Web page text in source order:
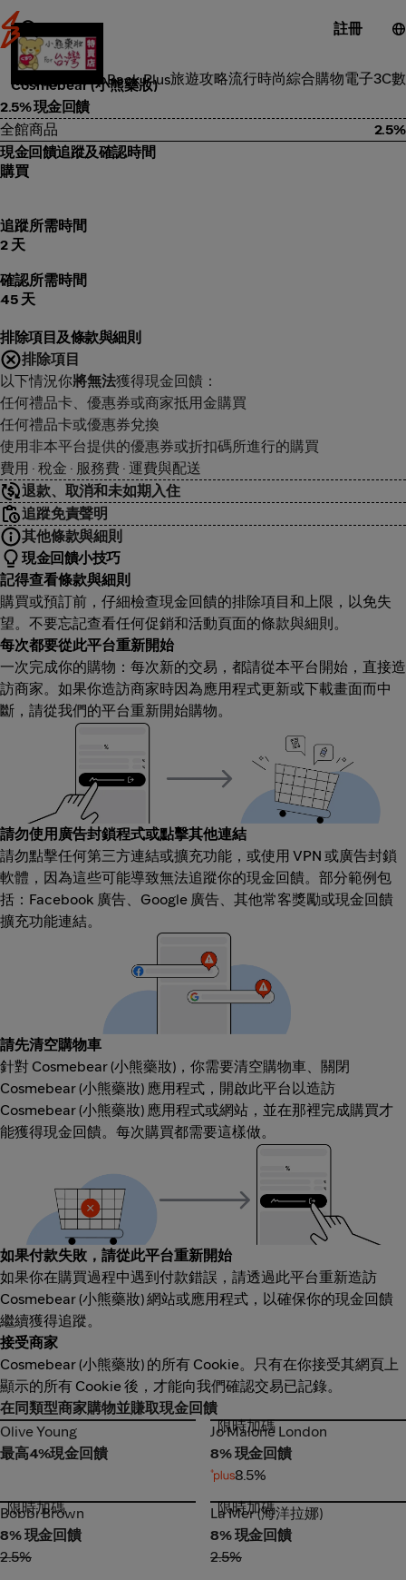
註冊
ShopBack Plus旅遊攻略流行時尚綜合購物電子3C
美容體驗
Cosmebear (小熊藥妝)
2.5% 現金回饋
全館商品
2.5%
現金回饋追蹤及確認時間
購買
追蹤所需時間
2 天
確認所需時間
45 天
排除項目及條款與細則
排除項目
以下情況你將無法獲得現金回饋：
任何禮品卡、優惠券或商家抵用金購買
任何禮品卡或優惠券兌換
使用非本平台提供的優惠券或折扣碼所進行的購買
費用 · 稅金 · 服務費 · 運費與配送
退款、取消和未如期入住
追蹤免責聲明
其他條款與細則
現金回饋小技巧
記得查看條款與細則
購買或預訂前，仔細檢查現金回饋的排除項目和上限，以免失
望。不要忘記查看任何促銷和活動頁面的條款與細則。
每次都要從此平台重新開始
一次完成你的購物：每次新的交易，都請從本平台開始，直接造
訪商家。如果你造訪商家時因為應用程式更新或下載畫面而中
斷，請從我們的平台重新開始購物。
請勿使用廣告封鎖程式或點擊其他連結
請勿點擊任何第三方連結或擴充功能，或使用 VPN 或廣告封鎖
軟體，因為這些可能導致無法追蹤你的現金回饋。部分範例包
括：Facebook 廣告、Google 廣告、其他常客獎勵或現金回饋
擴充功能連結。
請先清空購物車
針對 Cosmebear (小熊藥妝)，你需要清空購物車、關閉
Cosmebear (小熊藥妝) 應用程式，開啟此平台以造訪
Cosmebear (小熊藥妝) 應用程式或網站，並在那裡完成購買才
能獲得現金回饋。每次購買都需要這樣做。
如果付款失敗，請從此平台重新開始
如果你在購買過程中遇到付款錯誤，請透過此平台重新造訪
Cosmebear (小熊藥妝) 網站或應用程式，以確保你的現金回饋
繼續獲得追蹤。
接受商家
Cosmebear (小熊藥妝) 的所有 Cookie。只有在你接受其網頁上
顯示的所有 Cookie 後，才能向我們確認交易已記錄。
在同類型商家購物並賺取現金回饋
Olive Young
Olive Young
最高4%現金回饋
Jo Malone London
限時加碼
Jo Malone London
8% 現金回饋
8.5%
Bobbi Brown
限時加碼
Bobbi Brown
8% 現金回饋
2.5%
La Mer (海洋拉娜)
限時加碼
La Mer (海洋拉娜)
8% 現金回饋
2.5%